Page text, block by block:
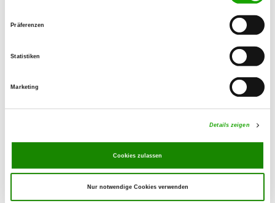
Präferenzen
Statistiken
Marketing
Details zeigen
Cookies zulassen
Nur notwendige Cookies verwenden
Details
Plösener Weg
OG - Neudrossenfeld e.V.
95512 Neudrossenfeld-